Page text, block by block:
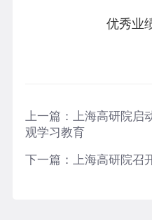
优秀业
上一篇：
上海高研院
观学习教育
下一篇： 上海高研院召